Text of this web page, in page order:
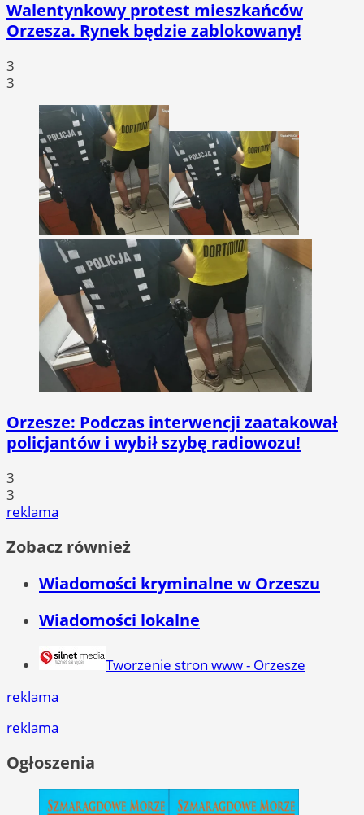
Walentynkowy protest mieszkańców
Orzesza. Rynek będzie zablokowany!
3
3
Orzesze: Podczas interwencji zaatakował
policjantów i wybił szybę radiowozu!
3
3
reklama
Zobacz również
Wiadomości kryminalne w Orzeszu
Wiadomości lokalne
Tworzenie stron www - Orzesze
reklama
reklama
Ogłoszenia